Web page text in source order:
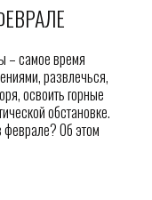
– самое время
развлечься,
освоить горные
обстановке.
феврале? Об этом